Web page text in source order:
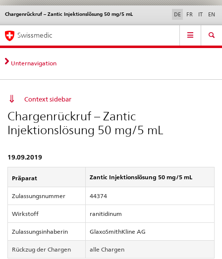
Direktnavigation
News,
Rechtsgrundlagen,
Kontakt
News & Updates Kontakt | Support & Hilfe
Chargenrückruf – Zantic Injektionslösung 50 mg/5 mL
Sprachwahl DE FR IT EN
Service
Hauptnavigation
Swissmedic
Unternavigation
Context sidebar
Chargenrückruf – Zantic
Injektionslösung 50 mg/5 mL
19.09.2019
Präparat Zantic Injektionslösung 50 mg/5 mL
Zulassungsnummer 44374
Wirkstoff ranitidinum
Zulassungsinhaberin GlaxoSmithKline AG
Rückzug der Chargen alle Chargen